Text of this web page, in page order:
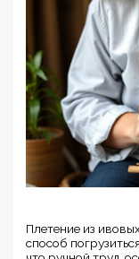
Плетение из
способ